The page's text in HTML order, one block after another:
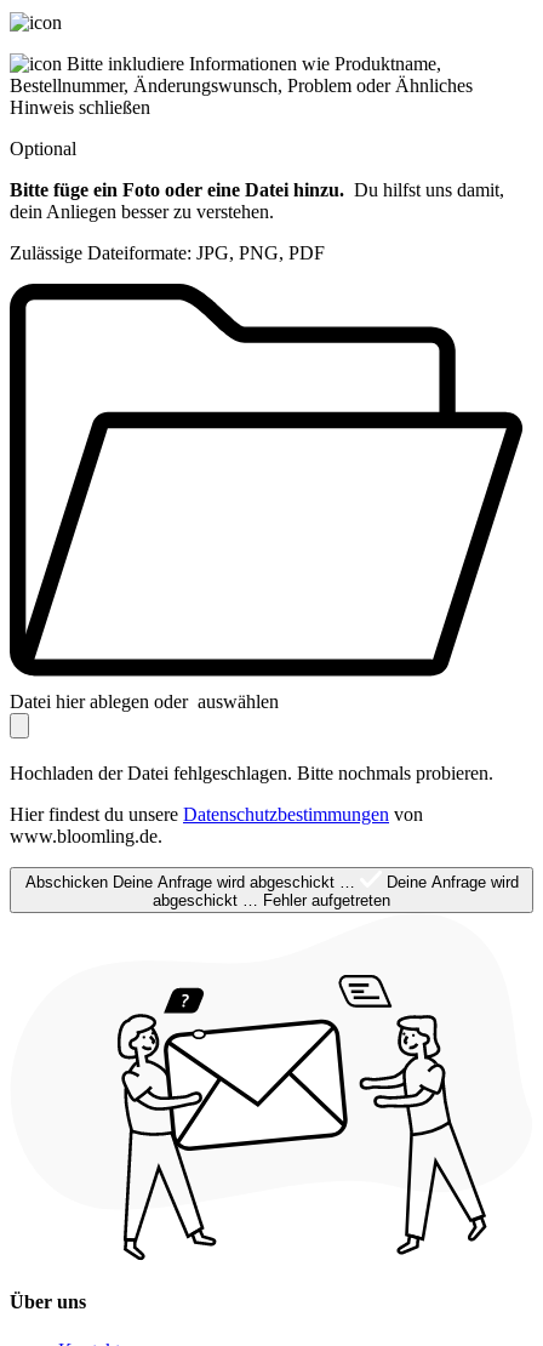
Bitte inkludiere Informationen wie Produktname,
Bestellnummer, Änderungswunsch, Problem oder Ähnliches
Hinweis schließen
Optional
Bitte füge ein Foto oder eine Datei hinzu. Du hilfst uns damit,
dein Anliegen besser zu verstehen.
Zulässige Dateiformate: JPG, PNG, PDF
Datei hier ablegen oder auswählen
Hochladen der Datei fehlgeschlagen. Bitte nochmals probieren.
Hier findest du unsere Datenschutzbestimmungen von
www.bloomling.de.
Abschicken Deine Anfrage wird abgeschickt …
Deine Anfrage wird
abgeschickt … Fehler aufgetreten
Über uns